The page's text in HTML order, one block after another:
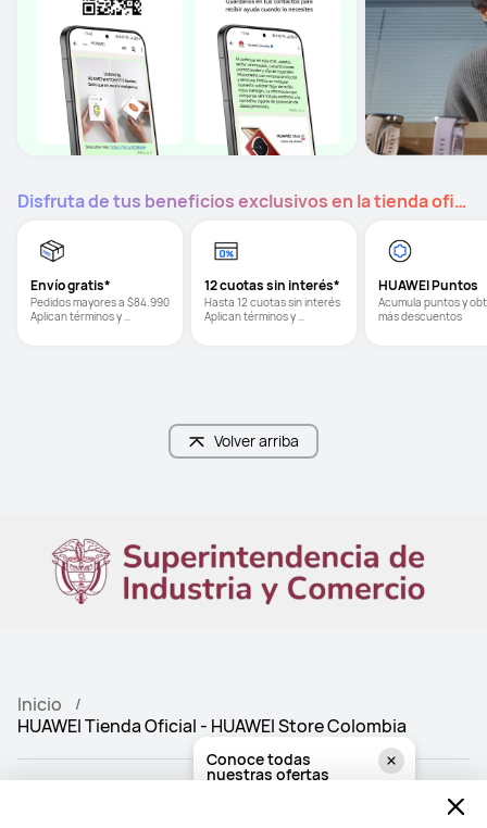
Conoce todas
nuestras ofertas
Disfruta de tus beneficios exclusivos en la tienda oficial HUAWEI
Envío gratis*
Pedidos mayores a $84.990
Aplican términos y
12 cuotas sin interés*
Hasta 12 cuotas sin interés
Aplican términos y
HUAWEI Puntos
Acumula puntos y
más descuentos
Volver arriba
Inicio
HUAWEI Tienda Oficial - HUAWEI Store Colombia